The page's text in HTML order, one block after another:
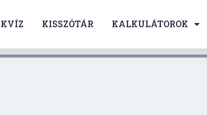
KVÍZ KISSZÓTÁR KALKULÁTOROK